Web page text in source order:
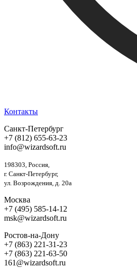
Контакты
Санкт-Петербург
+7 (812) 655-63-23
info@wizardsoft.ru
198303, Россия,
г. Санкт-Петербург,
ул. Возрождения, д. 20а
Москва
+7 (495) 585-14-12
msk@wizardsoft.ru
Ростов-на-Дону
+7 (863) 221-31-23
+7 (863) 221-63-50
161@wizardsoft.ru